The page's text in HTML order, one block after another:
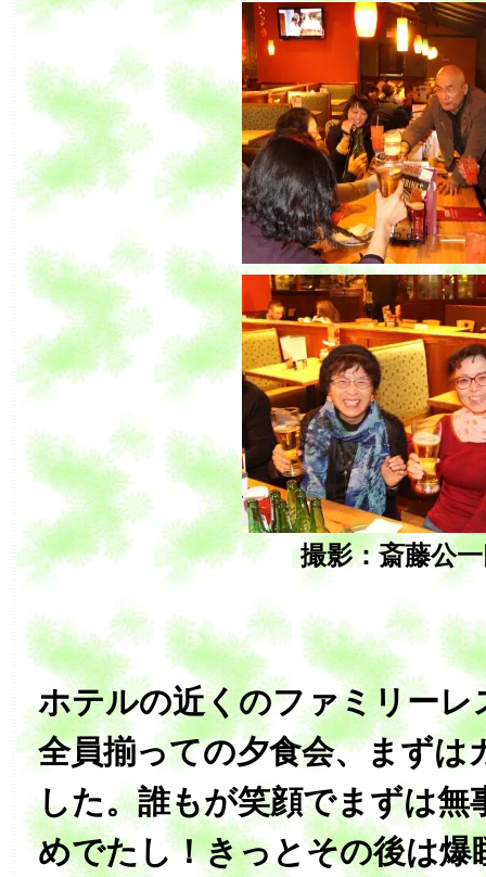
撮影：斎藤公
ホテルの近くのファミリー
全員揃っての夕食会、まずは
した。誰もが笑顔でまずは無
めでたし！きっとその後は爆